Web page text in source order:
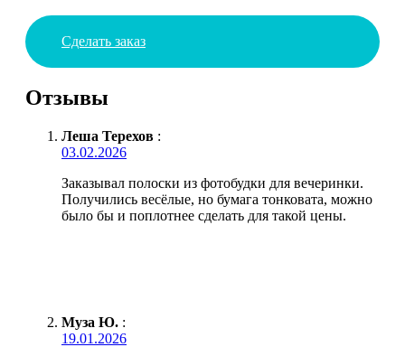
Сделать заказ
Отзывы
Леша Терехов :
03.02.2026
Заказывал полоски из фотобудки для вечеринки.
Получились весёлые, но бумага тонковата, можно
было бы и поплотнее сделать для такой цены.
Муза Ю. :
19.01.2026